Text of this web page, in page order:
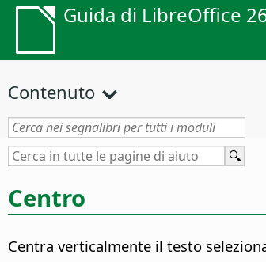
Guida di LibreOffice
Contenuto
Centro
Centra verticalmente il testo